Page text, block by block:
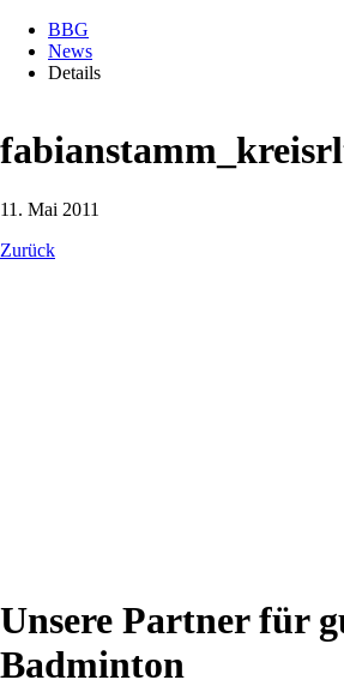
BBG
News
Details
11. Mai 2011
Zurück
Unsere Partner für
Badminton